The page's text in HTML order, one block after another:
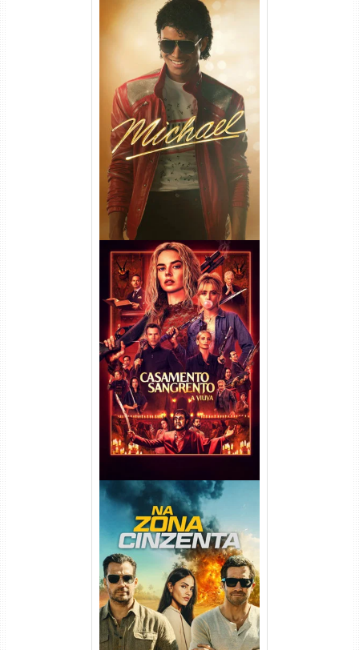
Michael Torrent (2026) WEB-
DL 1080p/4K Dual Áudio
Casamento Sangrento: A
Viúva Torrent (2026) WEB-DL
720p/1080p/4K Dual Áudio
Na Zona Cinzenta Torrent
(2026) WEB-DL 1080p/4K
Dual Áudio